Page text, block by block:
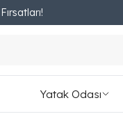
Yatak Odası